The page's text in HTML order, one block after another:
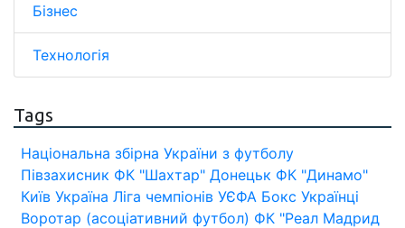
Бізнес
Технологія
Tags
Національна збірна України з футболу
Півзахисник ФК "Шахтар" Донецьк ФК "Динамо"
Київ Україна Ліга чемпіонів УЄФА Бокс Українці
Воротар (асоціативний футбол) ФК "Реал Мадрид